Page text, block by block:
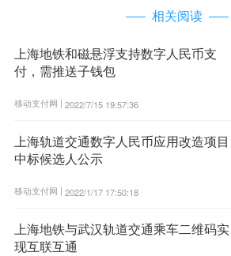
相关阅读
上海地铁和磁悬浮支持数字人民币支
付，需推送子钱包
移动支付网 | 2022/7/15 19:57:36
上海轨道交通数字人民币应用改造项目
中标候选人公示
移动支付网 | 2022/1/17 17:50:18
上海地铁与武汉轨道交通乘车二维码实
现互联互通